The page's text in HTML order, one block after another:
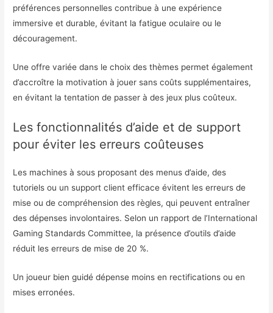
préférences personnelles contribue à une expérience
immersive et durable, évitant la fatigue oculaire ou le
découragement.
Une offre variée dans le choix des thèmes permet également
d’accroître la motivation à jouer sans coûts supplémentaires,
en évitant la tentation de passer à des jeux plus coûteux.
Les fonctionnalités d’aide et de support
pour éviter les erreurs coûteuses
Les machines à sous proposant des menus d’aide, des
tutoriels ou un support client efficace évitent les erreurs de
mise ou de compréhension des règles, qui peuvent entraîner
des dépenses involontaires. Selon un rapport de l’International
Gaming Standards Committee, la présence d’outils d’aide
réduit les erreurs de mise de 20 %.
Un joueur bien guidé dépense moins en rectifications ou en
mises erronées.